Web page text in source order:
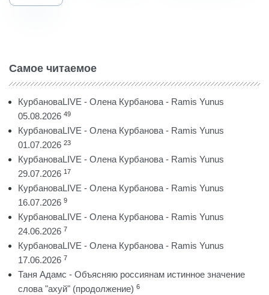
Самое читаемое
КурбановаLIVE - Олена Курбанова - Ramis Yunus
05.08.2026 49
КурбановаLIVE - Олена Курбанова - Ramis Yunus
01.07.2026 23
КурбановаLIVE - Олена Курбанова - Ramis Yunus
29.07.2026 17
КурбановаLIVE - Олена Курбанова - Ramis Yunus
16.07.2026 9
КурбановаLIVE - Олена Курбанова - Ramis Yunus
24.06.2026 7
КурбановаLIVE - Олена Курбанова - Ramis Yunus
17.06.2026 7
Таня Адамс - Объясняю россиянам истинное значение
слова "ахуй" (продолжение) 6